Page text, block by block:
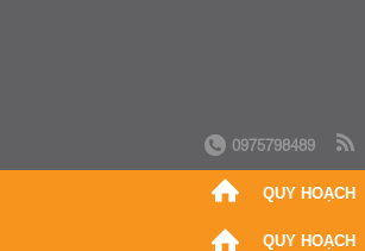
0975798489
QUY HOẠCH
QUY HOẠCH